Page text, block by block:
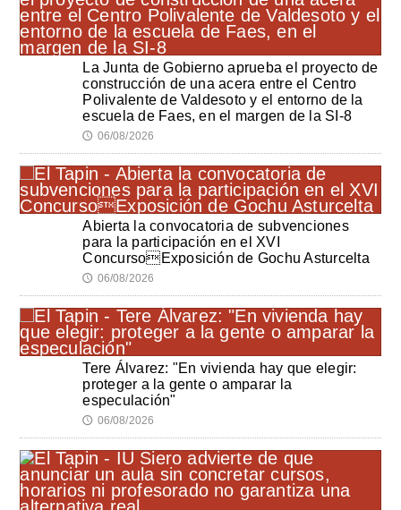
La Junta de Gobierno aprueba el proyecto de
construcción de una acera entre el Centro
Polivalente de Valdesoto y el entorno de la
escuela de Faes, en el margen de la SI-8
🕔 06/08/2026
Abierta la convocatoria de subvenciones
para la participación en el XVI
ConcursoExposición de Gochu Asturcelta
🕔 06/08/2026
Tere Álvarez: "En vivienda hay que elegir:
proteger a la gente o amparar la
especulación"
🕔 06/08/2026